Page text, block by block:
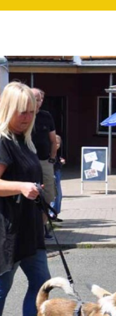
und Hochfranken.